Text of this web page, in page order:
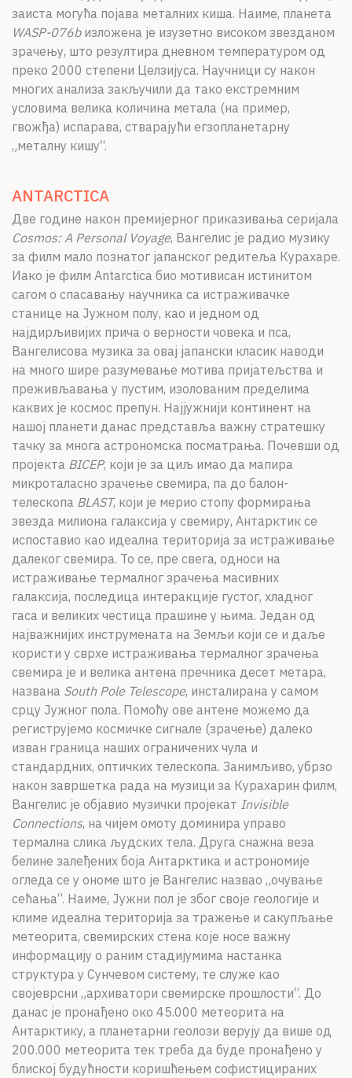
заиста могућа појава металних киша. Наиме, планета
WASP-076bизложена је изузетно високом звезданом
зрачењу, што резултира дневном температуром од
преко 2000 степени Целзијуса. Научници су након
многих анализа закључили да тако екстремним
условима велика количина метала (на пример,
гвожђа) испарава, стварајући егзопланетарну
„металну кишу“.
ANTARCTICA
Две године након премијерног приказивања серијала
Cosmos: A Personal Voyage, Вангелис је радио музику
за филм мало познатог јапанског редитеља Курахаре.
Иако је филм Antarctica био мотивисан истинитом
сагом о спасавању научника са истраживачке
станице на Јужном полу, као и једном од
најдирљивијих прича о верности човека и пса,
Вангелисова музика за овај јапански класик наводи
на много шире разумевање мотива пријатељства и
преживљавања у пустим, изолованим пределима
каквих је космос препун. Најјужнији континент на
нашој планети данас представља важну стратешку
тачку за многа астрономска посматрања. Почевши од
пројекта BICEP, који је за циљ имао да мапира
микроталасно зрачење свемира, па до балон-
телескопа BLAST, који је мерио стопу формирања
звезда милиона галаксија у свемиру, Антарктик се
испоставио као идеална територија за истраживање
далеког свемира. То се, пре свега, односи на
истраживање термалног зрачења масивних
галаксија, последица интеракције густог, хладног
гаса и великих честица прашине у њима. Један од
најважнијих инструмената на Земљи који се и даље
користи у сврхе истраживања термалног зрачења
свемира је и велика антена пречника десет метара,
названа South Pole Telescope, инсталирана у самом
срцу Јужног пола. Помоћу ове антене можемо да
региструјемо космичке сигнале (зрачење) далеко
изван граница наших ограничених чула и
стандардних, оптичких телескопа. Занимљиво, убрзо
након завршетка рада на музици за Курахарин филм,
Вангелис је објавио музички пројекат Invisible
Connections, на чијем омоту доминира управо
термална слика људских тела. Друга снажна веза
белине залеђених боја Антарктика и астрономије
огледа се у ономе што је Вангелис назвао „очување
сећања“. Наиме, Јужни пол је због своје геологије и
климе идеална територија за тражење и сакупљање
метеорита, свемирских стена које носе важну
информацију о раним стадијумима настанка
структура у Сунчевом систему, те служе као
својеврсни „архиватори свемирске прошлости“. До
данас је пронађено око 45.000 метеорита на
Антарктику, а планетарни геолози верују да више од
200.000 метеорита тек треба да буде пронађено у
блиској будућности коришћењем софистицираних